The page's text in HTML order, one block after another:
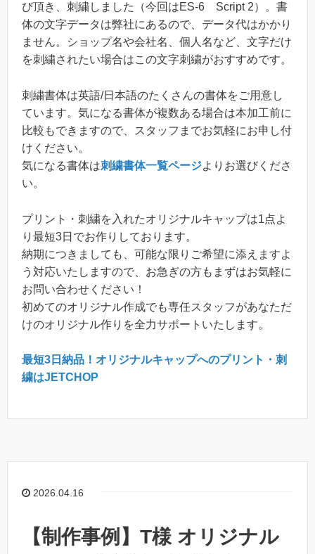
び頂き、刺繍しました（今回はES-6 Script 2）。書
体の文字データは弊社にあるので、データ代はかかり
ません。ショップ名や会社名、個人名など、文字だけ
を刺繍されたい場合はこの文字刺繍がおすすめです。
刺繍書体は英語/日本語のたくさんの書体をご用意し
ています。気になる書体が複数ある場合は本加工前に
比較もできますので、スタッフまでお気軽にお申し付
けください。
気になる書体は刺繍書体一覧ページよりお選びくださ
い。
プリント・刺繍を入れたオリジナルキャップは1点よ
り最短3日でお作りしております。
納期につきましても、可能な限りご希望に添えますよ
う対応いたしますので、お急ぎの方もまずはお気軽に
お問い合わせください！
初めてのオリジナル作成でも専任スタッフがあなただ
けのオリジナル作りを全力サポートいたします。
最短3日納品！オリジナルキャップへのプリント・刺
繍はJETCHOP
2026.04.16
【制作事例】T様 オリジナル